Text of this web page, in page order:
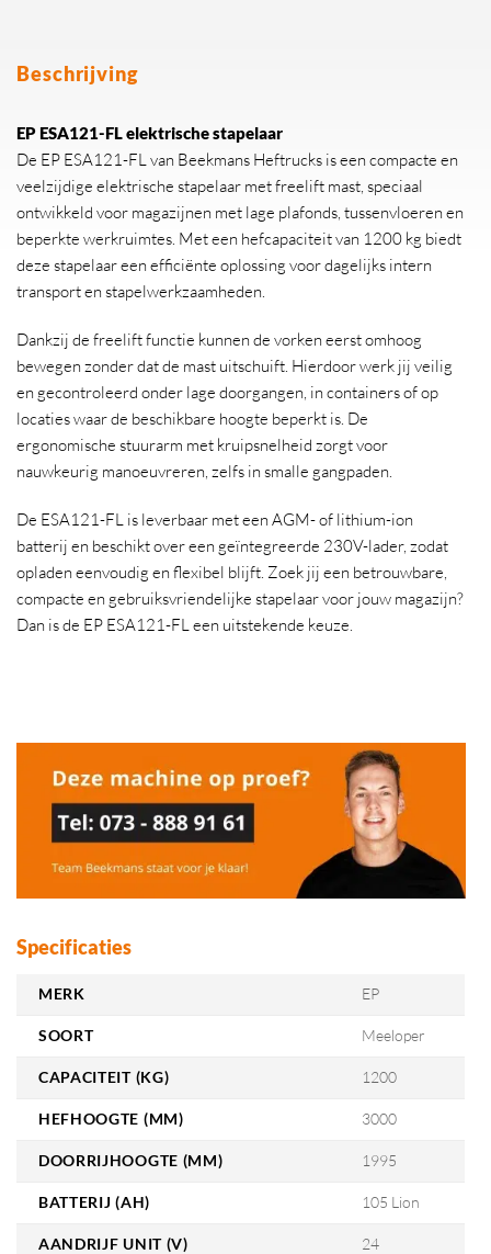
Beschrijving
EP ESA121-FL elektrische stapelaar
De EP ESA121-FL van Beekmans Heftrucks is een compacte en
veelzijdige elektrische stapelaar met freelift mast, speciaal
ontwikkeld voor magazijnen met lage plafonds, tussenvloeren en
beperkte werkruimtes. Met een hefcapaciteit van 1200 kg biedt
deze stapelaar een efficiënte oplossing voor dagelijks intern
transport en stapelwerkzaamheden.
Dankzij de freelift functie kunnen de vorken eerst omhoog
bewegen zonder dat de mast uitschuift. Hierdoor werk jij veilig
en gecontroleerd onder lage doorgangen, in containers of op
locaties waar de beschikbare hoogte beperkt is. De
ergonomische stuurarm met kruipsnelheid zorgt voor
nauwkeurig manoeuvreren, zelfs in smalle gangpaden.
De ESA121-FL is leverbaar met een AGM- of lithium-ion
batterij en beschikt over een geïntegreerde 230V-lader, zodat
opladen eenvoudig en flexibel blijft. Zoek jij een betrouwbare,
compacte en gebruiksvriendelijke stapelaar voor jouw magazijn?
Dan is de EP ESA121-FL een uitstekende keuze.
Specificaties
MERK EP
SOORT Meeloper
CAPACITEIT (KG) 1200
HEFHOOGTE (MM) 3000
DOORRIJHOOGTE (MM) 1995
BATTERIJ (AH) 105 Lion
AANDRIJF UNIT (V) 24